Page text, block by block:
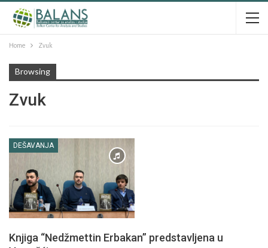
Home Zvuk
Browsing
Zvuk
DEŠAVANJA
Knjiga “Nedžmettin Erbakan” predstavljena u